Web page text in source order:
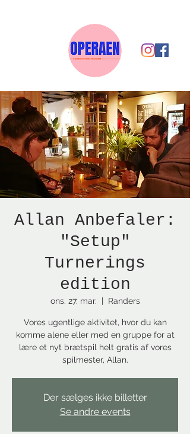
Allan Anbefaler:
"Setup"
Turnerings
edition
ons. 27. mar.
  |
Randers
Vores ugentlige aktivitet, hvor du kan
komme alene eller med en gruppe for at
lære et nyt brætspil helt gratis af vores
spilmester, Allan.
Der sælges ikke billetter
Se andre events